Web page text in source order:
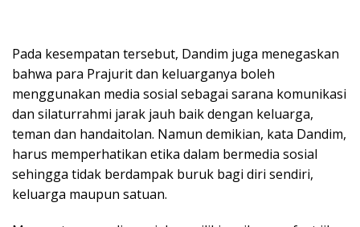
Pada kesempatan tersebut, Dandim juga menegaskan
bahwa para Prajurit dan keluarganya boleh
menggunakan media sosial sebagai sarana komunikasi
dan silaturrahmi jarak jauh baik dengan keluarga,
teman dan handaitolan. Namun demikian, kata Dandim,
harus memperhatikan etika dalam bermedia sosial
sehingga tidak berdampak buruk bagi diri sendiri,
keluarga maupun satuan.